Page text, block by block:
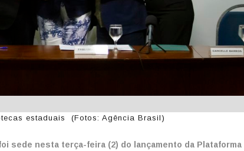
estaduais (Fotos: Agência Brasil)
sede nesta terça-feira (2) do lançamento da Plataforma